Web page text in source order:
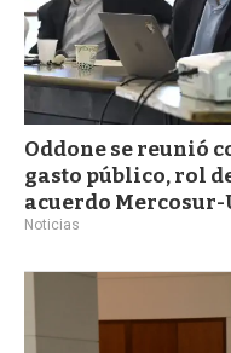
Oddone se reunió
gasto público, rol
acuerdo Mercosur-
Noticias